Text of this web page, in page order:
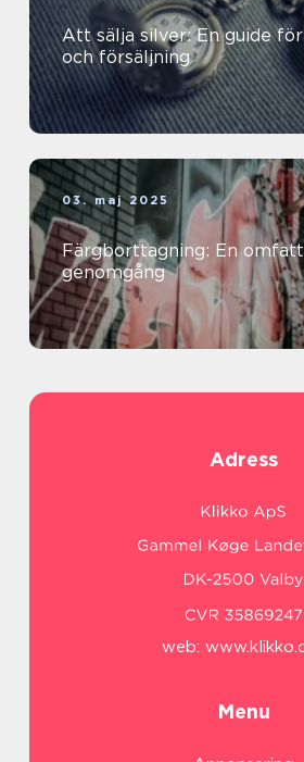
Att sälja silver: En guide
och försäljning
03. maj 2025
Färgborttagning: En
genomgång
Adress
web:
Menu